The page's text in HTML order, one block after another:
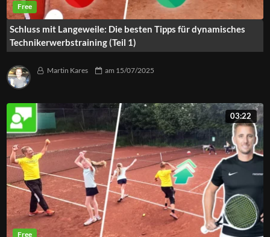
Schluss mit Langeweile: Die besten Tipps für dynamisches
Technikerwerbstraining (Teil 1)
Martin Kares am 15/07/2025
03:22